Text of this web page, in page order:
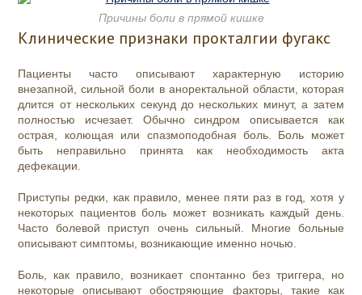
Причины боли в прямой кишке
Клинические признаки прокталгии фугакс
Пациенты часто описывают характерную историю
внезапной, сильной боли в аноректальной области, которая
длится от нескольких секунд до нескольких минут, а затем
полностью исчезает. Обычно синдром описывается как
острая, колющая или спазмоподобная боль. Боль может
быть неправильно принята как необходимость акта
дефекации.
Приступы редки, как правило, менее пяти раз в год, хотя у
некоторых пациентов боль может возникать каждый день.
Часто болевой приступ очень сильный. Многие больные
описывают симптомы, возникающие именно ночью.
Боль, как правило, возникает спонтанно без триггера, но
некоторые описывают обостряющие факторы, такие как